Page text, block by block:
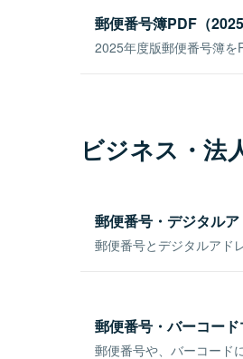
郵便番号簿PDF（2025
2025年度版郵便番号簿を
ビジネス・法
郵便番号・デジタル
郵便番号とデジタルアド
郵便番号・バーコー
郵便番号や、バーコード